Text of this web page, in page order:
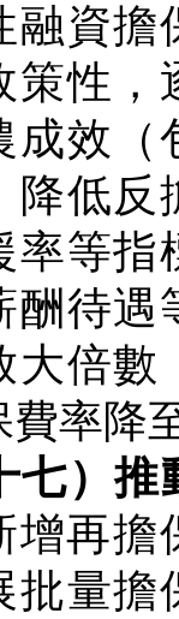
融資擔
策性，
成效（
降低反
率等指
酬待遇
大倍數
費率降
七）
增再擔
批量擔